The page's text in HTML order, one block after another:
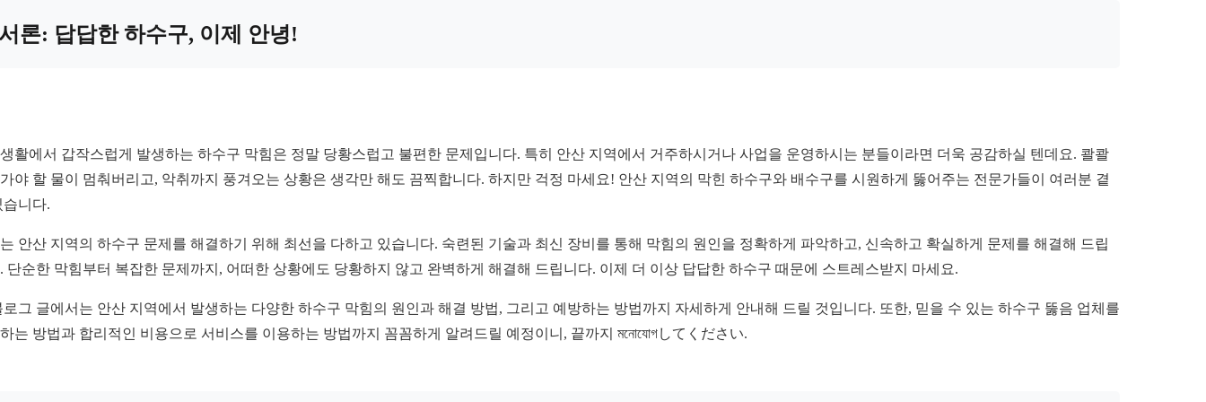
론: 답답한 하수구, 이제 안녕!
활에서 갑작스럽게 발생하는 하수구 막힘은 정말 당황스럽고 불편한 문제입니다. 특히 안산 지역에서 거주하시거나 사업을 운영하시는 분들이라면 더욱 공감하실 텐데요. 콸콸
야 할 물이 멈춰버리고, 악취까지 풍겨오는 상황은 생각만 해도 끔찍합니다. 하지만 걱정 마세요! 안산 지역의 막힌 하수구와 배수구를 시원하게 뚫어주는 전문가들이 여러분 곁
습니다.
안산 지역의 하수구 문제를 해결하기 위해 최선을 다하고 있습니다. 숙련된 기술과 최신 장비를 통해 막힘의 원인을 정확하게 파악하고, 신속하고 확실하게 문제를 해결해 드립
단순한 막힘부터 복잡한 문제까지, 어떠한 상황에도 당황하지 않고 완벽하게 해결해 드립니다. 이제 더 이상 답답한 하수구 때문에 스트레스받지 마세요.
로그 글에서는 안산 지역에서 발생하는 다양한 하수구 막힘의 원인과 해결 방법, 그리고 예방하는 방법까지 자세하게 안내해 드릴 것입니다. 또한, 믿을 수 있는 하수구 뚫음 업체를
는 방법과 합리적인 비용으로 서비스를 이용하는 방법까지 꼼꼼하게 알려드릴 예정이니, 끝까지 মনোযোগしてください.